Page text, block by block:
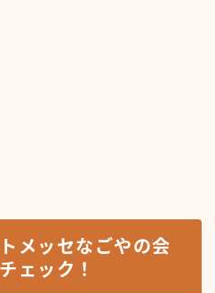
メッセなごやの会
ェック！